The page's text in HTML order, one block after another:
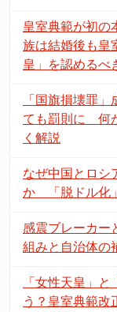
皇室典範が初
族は結婚後も皇
皇」を認めるべ
「国旗損壊罪
ても罰則に 何
く解説
なぜ中国とロシ
か 「脱ドル化
感震ブレーカー
組みと自治体の
「女性天皇」
う？皇室典範改